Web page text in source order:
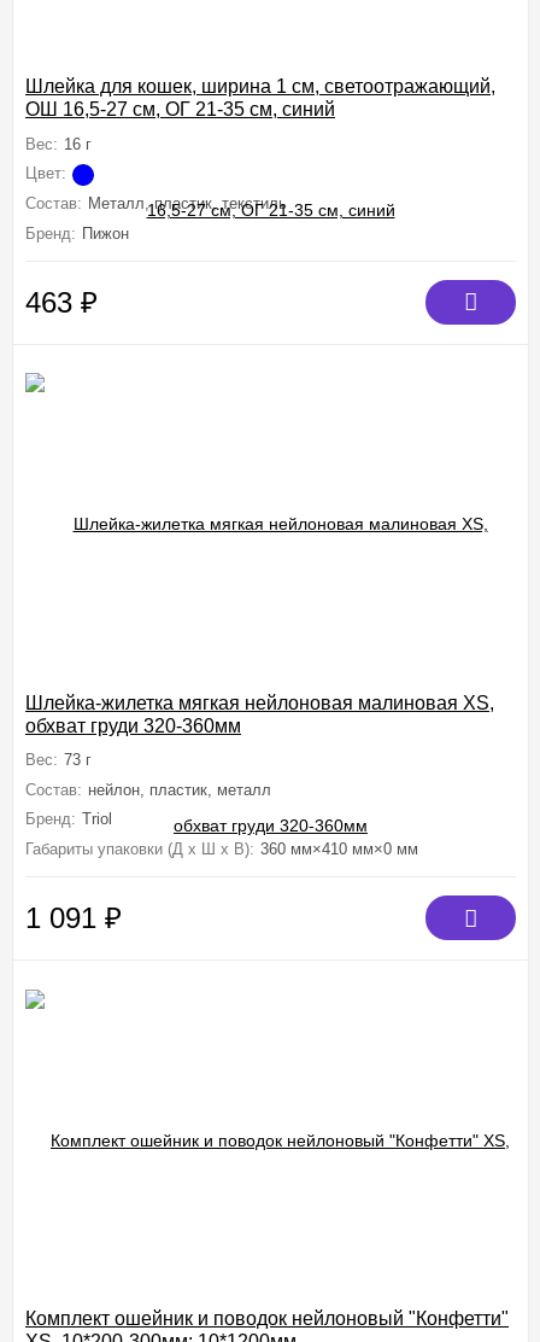
Шлейка для кошек, ширина 1 см, светоотражающий,
ОШ 16,5-27 см, ОГ 21-35 см, синий
Вес: 16 г
Цвет:
Состав: Металл, пластик, текстиль
Бренд: Пижон
463 ₽
Шлейка-жилетка мягкая нейлоновая малиновая XS,
обхват груди 320-360мм
Вес: 73 г
Состав: нейлон, пластик, металл
Бренд: Triol
Габариты упаковки (Д х Ш х В): 360 мм×410 мм×0 мм
1 091 ₽
Комплект ошейник и поводок нейлоновый "Конфетти"